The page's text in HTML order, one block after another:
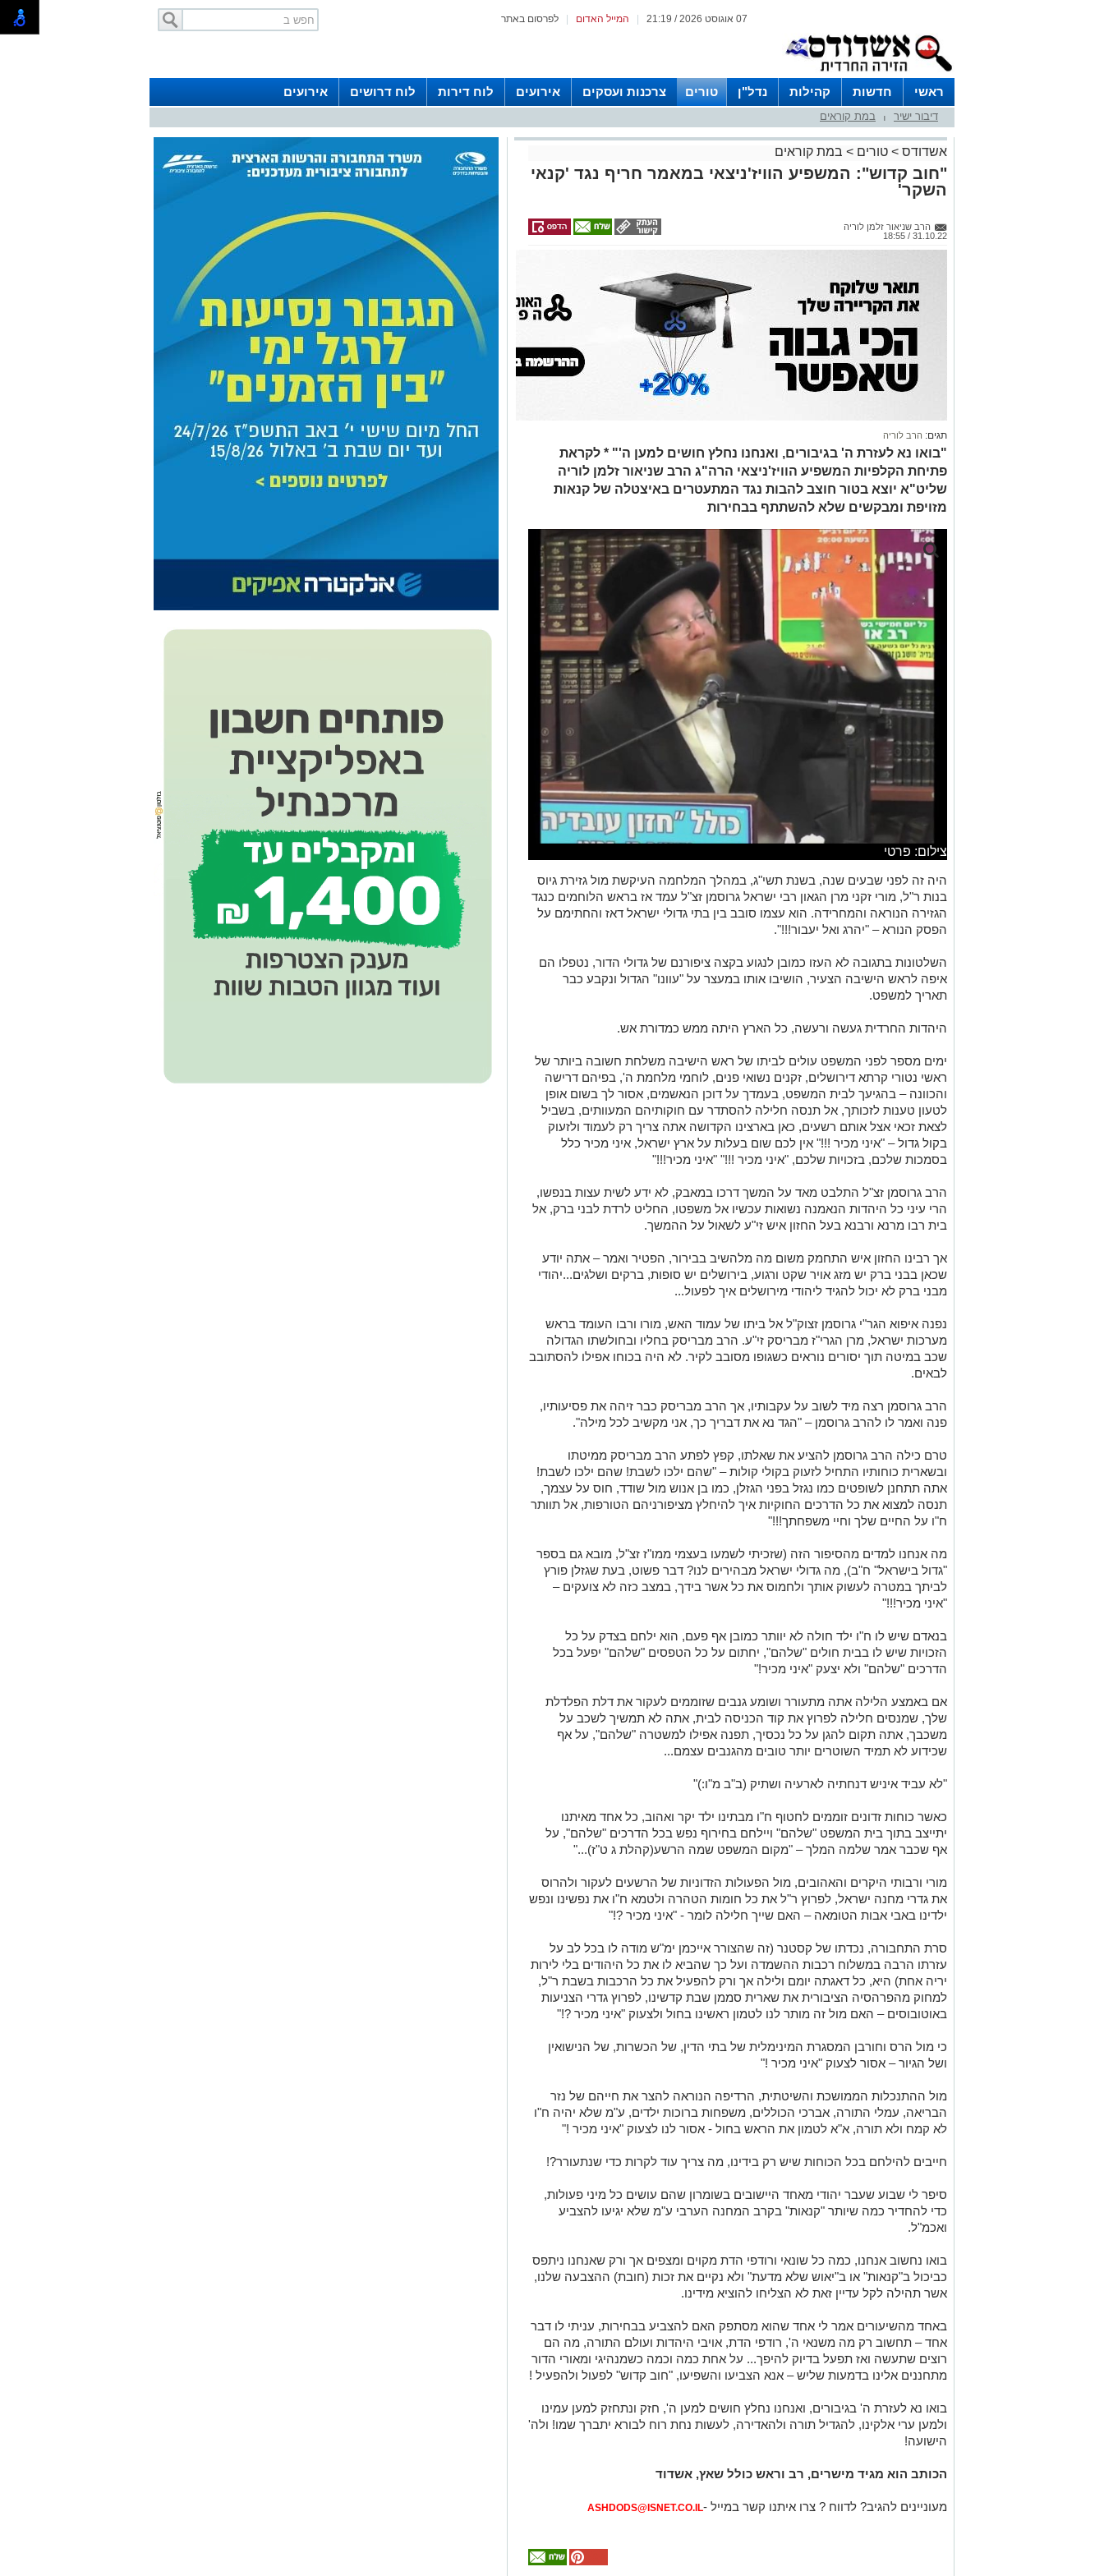
לפרסום באתר המייל האדום 07 אוגוסט 2026 / 21:19
ראשי חדשות קהילות נדל"ן טורים צרכנות ועסקים אירועים לוח דירות לוח דרושים אירועים
דיבור ישיר במת קוראים
אשדודס > טורים > במת קוראים
"חוב קדוש": המשפיע הוויז'ניצאי במאמר חריף נגד 'קנאי
השקר'
הרב שניאור זלמן לוריה
31.10.22 / 18:55
תגים: הרב לוריה
"בואו נא לעזרת ה' בגיבורים, ואנחנו נחלץ חושים למען ה'" * לקראת
פתיחת הקלפיות המשפיע הוויז'ניצאי הרה"ג הרב שניאור זלמן לוריה
שליט"א יוצא בטור חוצב להבות נגד המתעטרים באיצטלה של קנאות
מזויפת ומבקשים שלא להשתתף בבחירות
צילום: פרטי
היה זה לפני שבעים שנה, בשנת תשי"ג, במהלך המלחמה העיקשת מול גזירת גיוס
בנות ר"ל, מורי זקני מרן הגאון רבי ישראל גרוסמן זצ"ל עמד אז בראש הלוחמים כנגד
הגזירה הנוראה והמחרידה. הוא עצמו סובב בין בתי גדולי ישראל דאז והחתימם על
הפסק הנורא – "יהרג ואל יעבור!!!".
השלטונות בתגובה לא העזו כמובן לנגוע בקצה ציפורנם של גדולי הדור, נטפלו הם
איפה לראש הישיבה הצעיר, הושיבו אותו במעצר על "עוונו" הגדול ונקבע כבר
תאריך למשפט.
היהדות החרדית געשה ורעשה, כל הארץ היתה ממש כמדורת אש.
ימים מספר לפני המשפט עולים לביתו של ראש הישיבה משלחת חשובה ביותר של
ראשי נטורי קרתא דירושלים, זקנים נשואי פנים, לוחמי מלחמת ה', בפיהם דרישה
והכוונה – בהגיעך לבית המשפט, בעמדך על דוכן הנאשמים, אסור לך בשום אופן
לטעון טענות לזכותך, אל תנסה חלילה להסתדר עם חוקותיהם המעוותים, בשביל
לצאת זכאי אצל אותם רשעים, כאן בארצינו הקדושה אתה צריך רק לעמוד ולזעוק
בקול גדול – "איני מכיר !!!" אין לכם שום בעלות על ארץ ישראל, איני מכיר כלל
בסמכות שלכם, בזכויות שלכם, "איני מכיר !!!" "איני מכיר!!!"
הרב גרוסמן זצ"ל התלבט מאד על המשך דרכו במאבק, לא ידע לשית עצות בנפשו,
הרי עיני כל היהדות הנאמנה נשואות עכשיו אל משפטו, החליט לרדת לבני ברק, אל
בית רבו מרנא ורבנא בעל החזון איש זי"ע לשאול על ההמשך.
אך רבינו החזון איש התחמק משום מה מלהשיב בבירור, הפטיר ואמר – אתה יודע
שכאן בבני ברק יש מזג אויר שקט ורגוע, בירושלים יש סופות, ברקים ושלגים...יהודי
מבני ברק לא יכול להגיד ליהודי מירושלים איך לפעול...
נפנה איפוא הגר"י גרוסמן זצוק"ל אל ביתו של עמוד האש, מורו ורבו העומד בראש
מערכות ישראל, מרן הגרי"ז מבריסק זי"ע. הרב מבריסק בחליו ובחולשתו הגדולה
שכב במיטה תוך יסורים נוראים כשגופו מסובב לקיר. לא היה בכוחו אפילו להסתובב
לבאים.
הרב גרוסמן רצה מיד לשוב על עקבותיו, אך הרב מבריסק כבר זיהה את פסיעותיו,
פנה ואמר לו להרב גרוסמן – "הגד נא את דבריך כך, אני מקשיב לכל מילה".
טרם כילה הרב גרוסמן להציע את שאלתו, קפץ לפתע הרב מבריסק ממיטתו
ובשארית כוחותיו התחיל לזעוק בקולי קולות – "שהם ילכו לשבת! שהם ילכו לשבת!
אתה תתחנן לשופטים כמו נגזל בפני הגזלן, כמו בן אנוש מול שודד, חוס על עצמך,
תנסה למצוא את כל הדרכים החוקיות איך להיחלץ מציפורניהם הטורפות, אל תוותר
ח"ו על החיים שלך וחיי משפחתך!!!"
מה אנחנו למדים מהסיפור הזה (שזכיתי לשמעו בעצמי ממו"ז זצ"ל, מובא גם בספר
"גדול בישראל" ח"ב), מה גדולי ישראל מבהירים לנו? דבר פשוט, בעת שגזלן פורץ
לביתך במטרה לעשוק אותך ולחמוס את כל אשר בידך, במצב כזה לא צועקים –
"איני מכיר!!!"
בנאדם שיש לו ח"ו ילד חולה לא יוותר כמובן אף פעם, הוא ילחם בצדק על כל
הזכויות שיש לו בבית חולים "שלהם", יחתום על כל הטפסים "שלהם" יפעל בכל
הדרכים "שלהם" ולא יצעק "איני מכיר!"
אם באמצע הלילה אתה מתעורר ושומע גנבים שזוממים לעקור את דלת הפלדלת
שלך, שמנסים חלילה לפרוץ את קוד הכניסה לבית, אתה לא תמשיך לשכב על
משכבך, אתה תקום להגן על כל נכסיך, תפנה אפילו למשטרה "שלהם", על אף
שכידוע לא תמיד השוטרים יותר טובים מהגנבים עצמם...
"לא עביד איניש דנחתיה לארעיה ושתיק (ב"ב מ"ו:)"
כאשר כוחות זדונים זוממים לחטוף ח"ו מבתינו ילד יקר ואהוב, כל אחד מאיתנו
יתייצב בתוך בית המשפט "שלהם" ויילחם בחירוף נפש בכל הדרכים "שלהם", על
אף שכבר אמר שלמה המלך – "מקום המשפט שמה הרשע(קהלת ג ט"ז)..."
מורי ורבותי היקרים והאהובים, מול הפעולות הזדוניות של הרשעים לעקור ולהרוס
את גדרי מחנה ישראל, לפרוץ ר"ל את כל חומות הטהרה ולטמא ח"ו את נפשינו ונפש
ילדינו באבי אבות הטומאה – האם שייך חלילה לומר - "איני מכיר ?!"
סרת התחבורה, נכדתו של קסטנר (זה שהצורר אייכמן ימ"ש מודה לו בכל לב על
עזרתו הרבה במשלוח רכבות ההשמדה ועל כך שהביא לו את כל היהודים בלי לירות
יריה אחת) היא, כל דאגתה יומם ולילה אך ורק להפעיל את כל הרכבות בשבת ר"ל,
למחוק מהפרהסיה הציבורית את שארית סממן שבת קדשינו, לפרוץ גדרי הצניעות
באוטובוסים – האם מול זה מותר לנו לטמון ראשינו בחול ולצעוק "איני מכיר ?!"
כי מול הרס וחורבן המסגרת המינימלית של בתי הדין, של הכשרות, של הנישואין
ושל הגיור – אסור לצעוק "איני מכיר !"
מול ההתנכלות הממושכת והשיטתית, הרדיפה הנוראה להצר את חייהם של נזר
הבריאה, עמלי התורה, אברכי הכוללים, משפחות ברוכות ילדים, ע"מ שלא יהיה ח"ו
לא קמח ולא תורה, א"א לטמון את הראש בחול - אסור לנו לצעוק "איני מכיר !"
חייבים להילחם בכל הכוחות שיש רק בידינו, מה צריך עוד לקרות כדי שנתעורר?!
סיפר לי שבוע שעבר יהודי מאחד היישובים בשומרון שהם עושים כל מיני פעולות,
כדי להחדיר כמה שיותר "קנאות" בקרב המחנה הערבי ע"מ שלא יגיעו להצביע
ואכמ"ל.
בואו נחשוב אנחנו, כמה כל שונאי ורודפי הדת מקוים ומצפים אך ורק שאנחנו ניתפס
כביכול ב"קנאות" או ב"יאוש שלא מדעת" ולא נקיים את זכות (חובת) ההצבעה שלנו,
אשר תהילה לקל עדיין זאת לא הצליחו להוציא מידינו.
באחד מהשיעורים אמר לי אחד שהוא מסתפק האם להצביע בבחירות, עניתי לו דבר
אחד – תחשוב רק מה משנאי ה', רודפי הדת, אויבי היהדות ועולם התורה, מה הם
רוצים שתעשה ואז תפעל בדיוק להיפך... על אחת כמה וכמה כשמנהיגי ומאורי הדור
מתחננים אלינו בדמעות שליש – אנא הצביעו והשפיעו, "חוב קדוש" לפעול ולהפעיל !
בואו נא לעזרת ה' בגיבורים, ואנחנו נחלץ חושים למען ה', חזק ונתחזק למען עמינו
ולמען ערי אלקינו, להגדיל תורה ולהאדירה, לעשות נחת רוח לבורא יתברך שמו! ולה'
הישועה!
הכותב הוא מגיד מישרים, רב וראש כולל שאץ, אשדוד
מעוניינים להגיב? לדווח ? צרו איתנו קשר במייל -ASHDODS@ISNET.CO.IL